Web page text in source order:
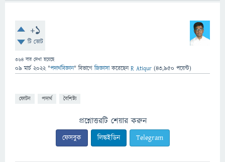
+1
টি ভোট
364 বার দেখা হয়েছে
09 মার্চ 2022 "পদার্থবিজ্ঞান" বিভাগে জিজ্ঞাসাকরেছেনR Atiqur (43,950 পয়েন্ট)
ফোটন পদার্থ বৈশিষ্ট্য
প্রশ্নোত্তরটি শেয়ার করুন
ফেসবুক লিঙ্কইডিন Telegram